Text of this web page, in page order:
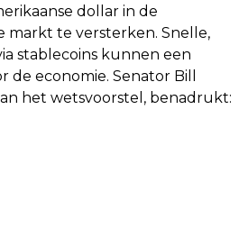
dollar in de
markt te versterken. Snelle,
stablecoins kunnen een
de economie. Senator Bill
het wetsvoorstel, benadrukt: